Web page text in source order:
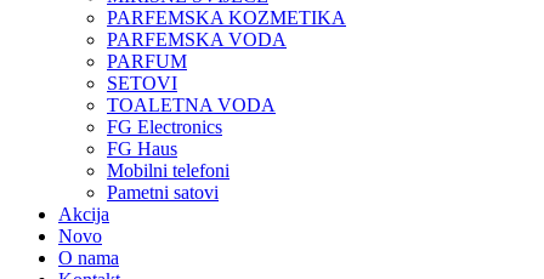
PARFEMSKA KOZMETIKA
PARFEMSKA VODA
PARFUM
SETOVI
TOALETNA VODA
FG Electronics
FG Haus
Mobilni telefoni
Pametni satovi
Akcija
Novo
O nama